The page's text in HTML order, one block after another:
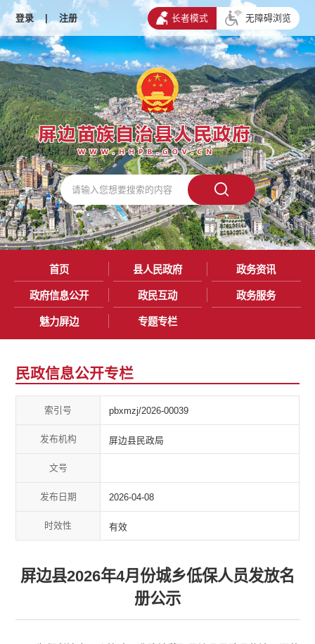
登录 | 注册 长者模式 无障碍浏览
首页 县人民政府 政务资讯
政府信息公开 政民互动 政务服务
魅力屏边 专题专栏
民政信息公开专栏
索引号 pbxmzj/2026-00039
发布机构 屏边县民政局
文号
发布日期 2026-04-08
时效性 有效
屏边县2026年4月份城乡低保人员发放名
册公示